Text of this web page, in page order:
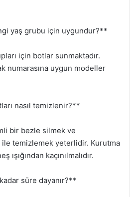
yaş grubu için uygundur?**
için botlar sunmaktadır.
numarasına uygun modeller
nasıl temizlenir?**
bir bezle silmek ve
temizlemek yeterlidir. Kurutma
kaçınılmalıdır.
süre dayanır?**